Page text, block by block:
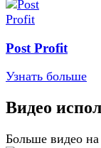
Post Profit
Узнать больше
Видео
Больше видео на